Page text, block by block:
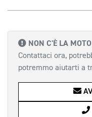
NON C'È LA
Contattaci ora,
potremmo aiutarti a